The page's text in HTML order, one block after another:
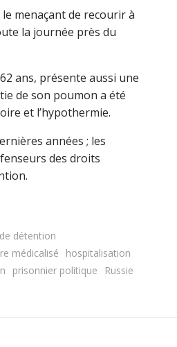
menaçant de recourir à
la journée près du
ans, présente aussi une
de son poumon a été
et l’hypothermie.
années ; les
des droits
détention
médicalisé
hospitalisation
prisonnier politique
Russie